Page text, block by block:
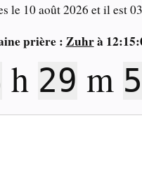
le 10 août 2026 et il est
prière : Zuhrà
h 29 m